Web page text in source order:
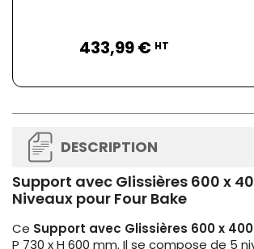
433,99 € HT
DESCRIPTION
Support avec Glissières 600 x
Niveaux pour Four Bake
Ce Support avec Glissières 600 x 400
P 730 x H 600 mm. Il se compose de 5